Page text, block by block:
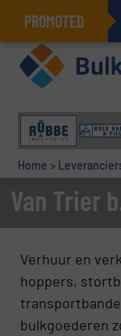
PROMOTED
Home >
Van Trier
Verhuur en
hoppers,
bulkgoederen